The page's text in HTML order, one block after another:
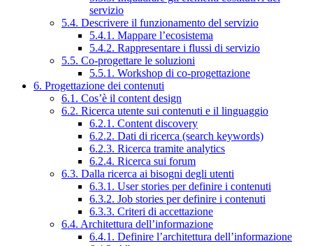
servizio
5.4. Descrivere il funzionamento del servizio
5.4.1. Mappare l’ecosistema
5.4.2. Rappresentare i flussi di servizio
5.5. Co-progettare le soluzioni
5.5.1. Workshop di co-progettazione
6. Progettazione dei contenuti
6.1. Cos’è il content design
6.2. Ricerca utente sui contenuti e il linguaggio
6.2.1. Content discovery
6.2.2. Dati di ricerca (search keywords)
6.2.3. Ricerca tramite analytics
6.2.4. Ricerca sui forum
6.3. Dalla ricerca ai bisogni degli utenti
6.3.1. User stories per definire i contenuti
6.3.2. Job stories per definire i contenuti
6.3.3. Criteri di accettazione
6.4. Architettura dell’informazione
6.4.1. Definire l’architettura dell’informazione